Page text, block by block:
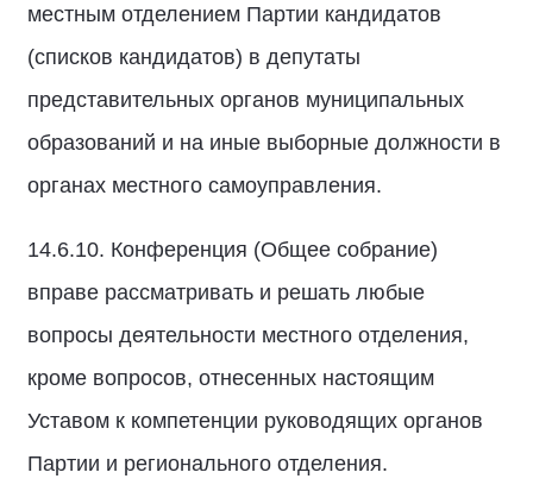
местным отделением Партии кандидатов
(списков кандидатов) в депутаты
представительных органов муниципальных
образований и на иные выборные должности в
органах местного самоуправления.
14.6.10. Конференция (Общее собрание)
вправе рассматривать и решать любые
вопросы деятельности местного отделения,
кроме вопросов, отнесенных настоящим
Уставом к компетенции руководящих органов
Партии и регионального отделения.